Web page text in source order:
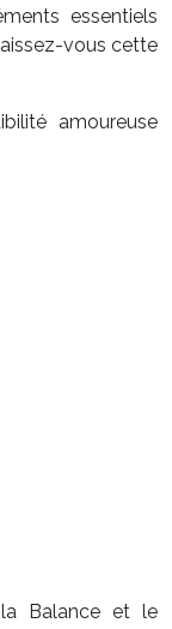
essentiels
vous cette
amoureuse
la Balance et le